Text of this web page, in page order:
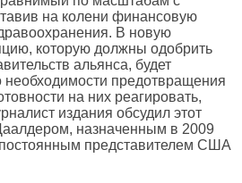
на колени финансовую
В новую
которую должны одобрить
альянса, будет
предотвращения
на них реагировать,
издания обсудил этот
назначенным в 2009
представителем США